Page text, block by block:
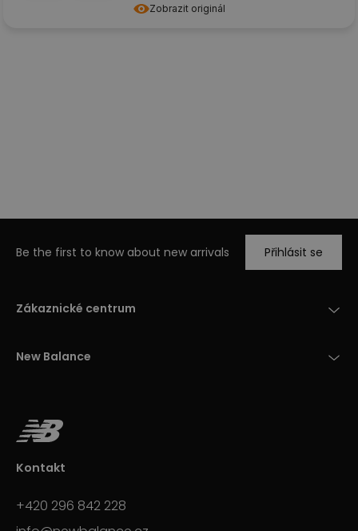
Zobrazit originál
Be the first to know about new arrivals Přihlásit se
Zákaznické centrum
New Balance
Kontakt
+420 296 842 228